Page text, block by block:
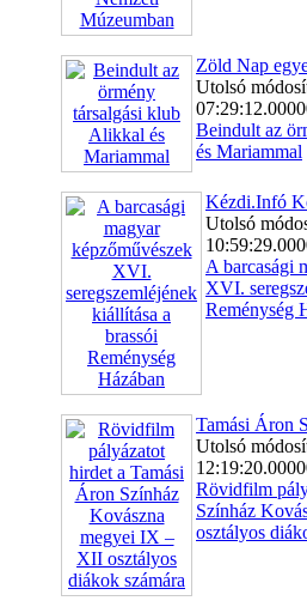
Zöld Nap
Utolsó
Beindult az
és Mariammal
Kézdi.Infó
Utolsó
A barcasági
XVI.
Reménység
Tamási Áron
Utolsó
Rövidfilm
Színház
osztályos